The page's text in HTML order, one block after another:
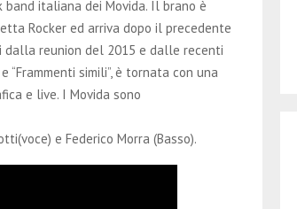
italiana dei Movida. Il brano è
Rocker ed arriva dopo il precedente
dalla reunion del 2015 e dalle recenti
“Frammenti simili”, è tornata con una
e live. I Movida sono
e Federico Morra (Basso).